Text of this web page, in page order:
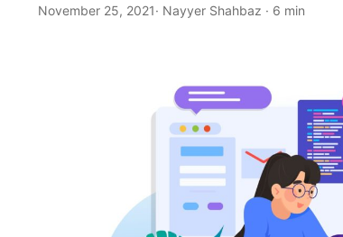
November 25, 2021· Nayyer Shahbaz · 6 min